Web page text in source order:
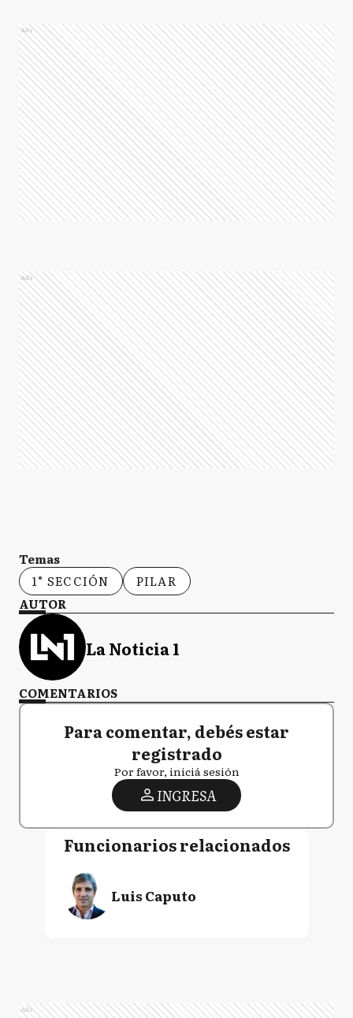
Ads
Ads
Temas
1° SECCIÓN
PILAR
AUTOR
La Noticia 1
COMENTARIOS
Para comentar, debés estar
registrado
Por favor, iniciá sesión
INGRESA
Funcionarios relacionados
Luis Caputo
Ads